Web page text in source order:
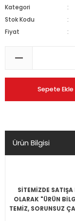
Kategori
Stok Kodu
Fiyat
Sepete Ekle
Ürün Bilgisi
SİTEMİZDE
OLARAK "ÜRÜN
TEMİZ, SORUNSUZ